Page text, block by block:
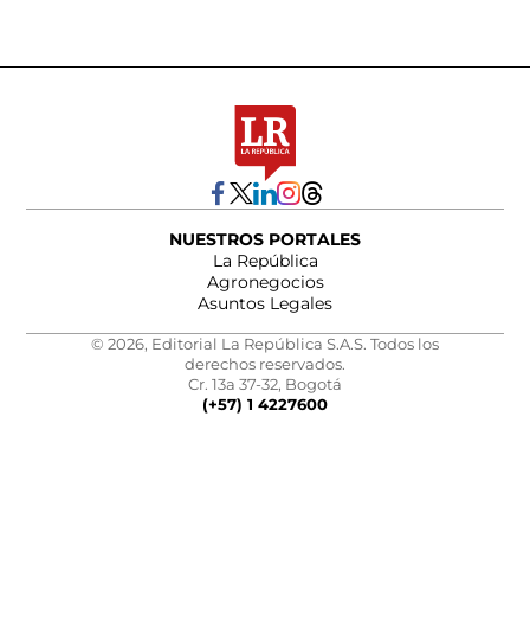
NUESTROS PORTALES
La República
Agronegocios
Asuntos Legales
© 2026, Editorial La República S.A.S. Todos los
derechos reservados.
Cr. 13a 37-32, Bogotá
(+57) 1 4227600